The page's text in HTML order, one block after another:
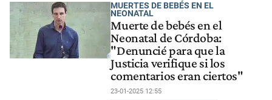
MUERTES DE BEBÉS EN EL
NEONATAL
Muerte de bebés en el
Neonatal de Córdoba:
"Denuncié para que la
Justicia verifique si los
comentarios eran ciertos"
23-01-2025 12:55